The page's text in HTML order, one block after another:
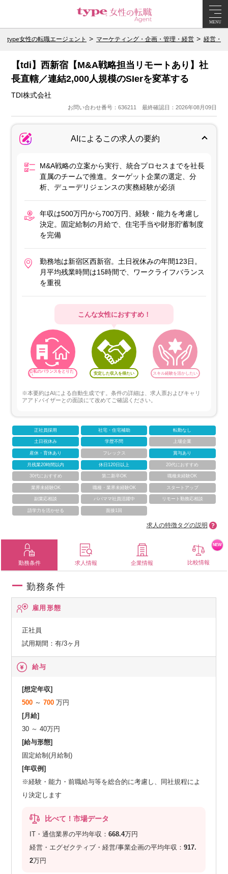
MENU
type女性の転職エージェント マーケティング・企画・管理・経営 経営・
【tdi】西新宿【M&A戦略担当リモートあり】社
長直轄／連結2,000人規模のSIerを変革する
TDI株式会社
お問い合わせ番号：636211 最終確認日：2026年08月09日
AIによるこの求人の要約
M&A戦略の立案から実行、統合プロセスまでを社長
直属のチームで推進。ターゲット企業の選定、分
析、デューデリジェンスの実務経験が必須
年収は500万円から700万円、経験・能力を考慮し
決定。固定給制の月給で、住宅手当や財形貯蓄制度
を完備
勤務地は新宿区西新宿。土日祝休みの年間123日。
月平均残業時間は15時間で、ワークライフバランス
を重視
こんな女性におすすめ！
公私のバランスをとりた
い 安定した収入を得たい スキル経験を活かしたい
※本要約はAIによる自動生成です。条件の詳細は、求人票およびキャリ
アアドバイザーとの面談にて改めてご確認ください。
正社員採用 社宅・住宅補助 転勤なし
土日祝休み 学歴不問 上場企業
産休・育休あり フレックス 賞与あり
月残業20時間以内 休日120日以上 20代におすすめ
30代におすすめ 第二新卒OK 職種未経験OK
業界未経験OK 職種・業界未経験OK スタートアップ
副業応相談 パパママ社員活躍中 リモート勤務応相談
語学力を活かせる 面接1回
求人の特徴タグの説明
勤務条件 求人情報 企業情報 比較情報
NEW
勤務条件
雇用形態
正社員
試用期間：有/3ヶ月
給与
[想定年収]
500 ～700 万円
[月給]
30 ～ 40万円
[給与形態]
固定給制(月給制)
[年収例]
※経験・能力・前職給与等を総合的に考慮し、同社規程によ
り決定します
比べて！市場データ
IT・通信業界の平均年収：668.4万円
経営・エグゼクティブ・経営/事業企画の平均年収：917.
2万円